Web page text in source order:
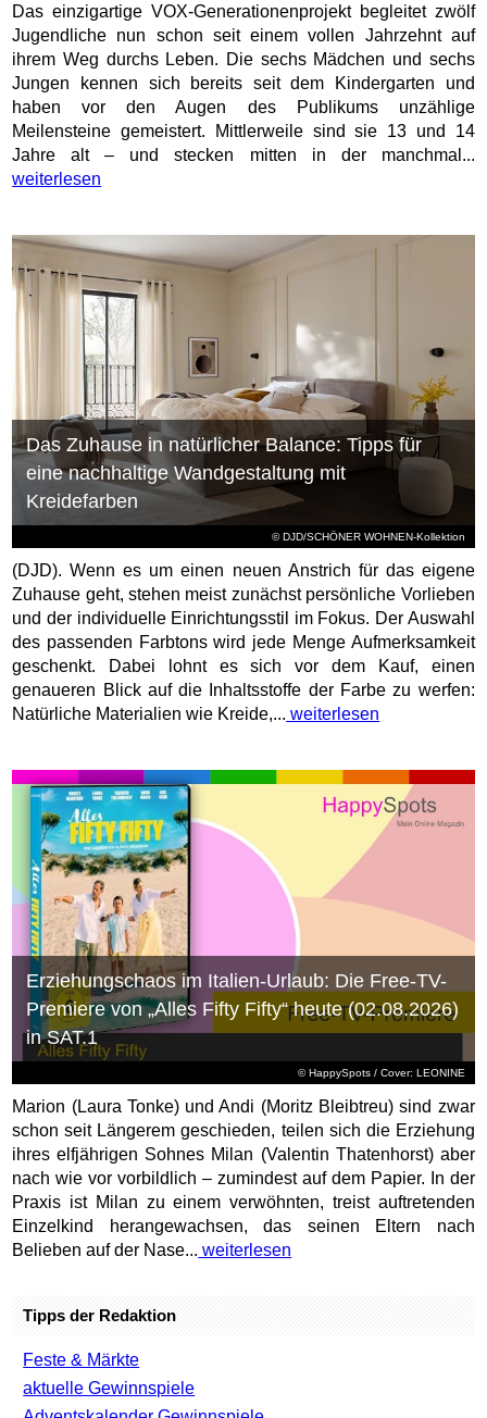
Das einzigartige VOX-Generationenprojekt begleitet zwölf
Jugendliche nun schon seit einem vollen Jahrzehnt auf
ihrem Weg durchs Leben. Die sechs Mädchen und sechs
Jungen kennen sich bereits seit dem Kindergarten und
haben vor den Augen des Publikums unzählige
Meilensteine gemeistert. Mittlerweile sind sie 13 und 14
Jahre alt – und stecken mitten in der manchmal...
weiterlesen
© DJD/SCHÖNER WOHNEN-Kollektion
Das Zuhause in natürlicher Balance: Tipps für
eine nachhaltige Wandgestaltung mit
Kreidefarben
(DJD). Wenn es um einen neuen Anstrich für das eigene
Zuhause geht, stehen meist zunächst persönliche Vorlieben
und der individuelle Einrichtungsstil im Fokus. Der Auswahl
des passenden Farbtons wird jede Menge Aufmerksamkeit
geschenkt. Dabei lohnt es sich vor dem Kauf, einen
genaueren Blick auf die Inhaltsstoffe der Farbe zu werfen:
Natürliche Materialien wie Kreide,... weiterlesen
© HappySpots / Cover: LEONINE
Erziehungschaos im Italien-Urlaub: Die Free-TV-
Premiere von „Alles Fifty Fifty“ heute (02.08.2026)
in SAT.1
Marion (Laura Tonke) und Andi (Moritz Bleibtreu) sind zwar
schon seit Längerem geschieden, teilen sich die Erziehung
ihres elfjährigen Sohnes Milan (Valentin Thatenhorst) aber
nach wie vor vorbildlich – zumindest auf dem Papier. In der
Praxis ist Milan zu einem verwöhnten, treist auftretenden
Einzelkind herangewachsen, das seinen Eltern nach
Belieben auf der Nase... weiterlesen
Tipps der Redaktion
Feste & Märkte
aktuelle Gewinnspiele